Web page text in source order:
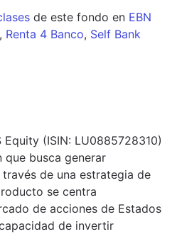
de este fondo en EBN
, Renta 4 Banco, Self Bank
Equity (ISIN: LU0885728310)
que busca generar
de una estrategia de
se centra
de acciones de Estados
de invertir